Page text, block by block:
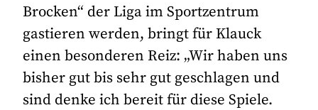
Brocken“ der Liga im Sportzentrum
gastieren werden, bringt für Klauck
einen besonderen Reiz: „Wir haben uns
bisher gut bis sehr gut geschlagen und
sind denke ich bereit für diese Spiele.